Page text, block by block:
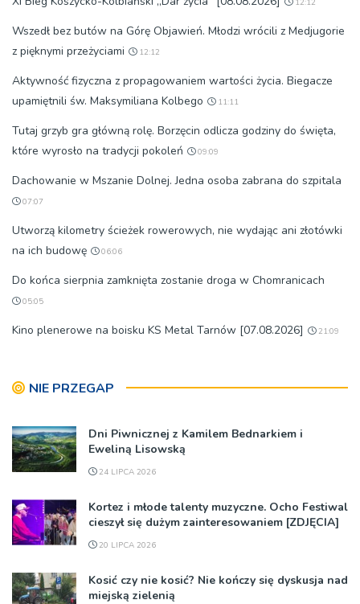
12:12
Wszedł bez butów na Górę Objawień. Młodzi wrócili z Medjugorie
z pięknymi przeżyciami
12:12
Aktywność fizyczna z propagowaniem wartości życia. Biegacze
upamiętnili św. Maksymiliana Kolbego
11:11
Tutaj grzyb gra główną rolę. Borzęcin odlicza godziny do święta,
które wyrosło na tradycji pokoleń
09:09
Dachowanie w Mszanie Dolnej. Jedna osoba zabrana do szpitala
07:07
Utworzą kilometry ścieżek rowerowych, nie wydając ani złotówki
na ich budowę
06:06
Do końca sierpnia zamknięta zostanie droga w Chomranicach
05:05
Kino plenerowe na boisku KS Metal Tarnów [07.08.2026] 21:09
NIE PRZEGAP
Dni Piwnicznej z Kamilem Bednarkiem i
Eweliną Lisowską
24 LIPCA 2026
Kortez i młode talenty muzyczne. Ocho Festiwal
cieszył się dużym zainteresowaniem [ZDJĘCIA]
20 LIPCA 2026
Kosić czy nie kosić? Nie kończy się dyskusja nad
miejską zielenią